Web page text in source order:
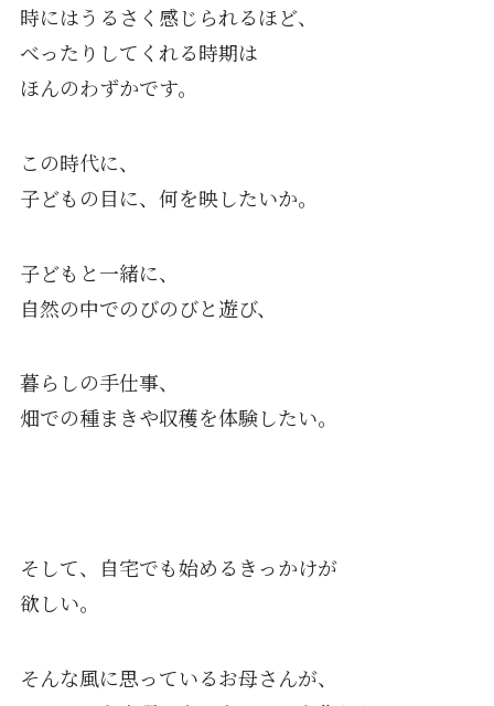
時にはうるさく感じられるほど、
べったりしてくれる時期は
ほんのわずかです。
この時代に、
子どもの目に、何を映したいか。
子どもと一緒に、
自然の中でのびのびと遊び、
暮らしの手仕事、
畑での種まきや収穫を体験したい。
そして、自宅でも始めるきっかけが
欲しい。
そんな風に思っているお母さんが、